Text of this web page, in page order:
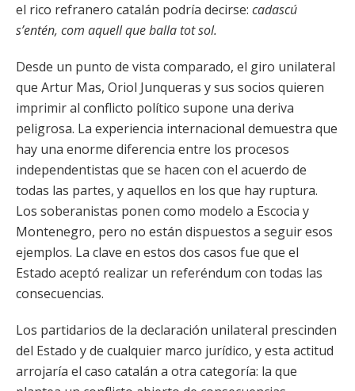
el rico refranero catalán podría decirse: cadascú
s’entén, com aquell que balla tot sol.
Desde un punto de vista comparado, el giro unilateral
que Artur Mas, Oriol Junqueras y sus socios quieren
imprimir al conflicto político supone una deriva
peligrosa. La experiencia internacional demuestra que
hay una enorme diferencia entre los procesos
independentistas que se hacen con el acuerdo de
todas las partes, y aquellos en los que hay ruptura.
Los soberanistas ponen como modelo a Escocia y
Montenegro, pero no están dispuestos a seguir esos
ejemplos. La clave en estos dos casos fue que el
Estado aceptó realizar un referéndum con todas las
consecuencias.
Los partidarios de la declaración unilateral prescinden
del Estado y de cualquier marco jurídico, y esta actitud
arrojaría el caso catalán a otra categoría: la que